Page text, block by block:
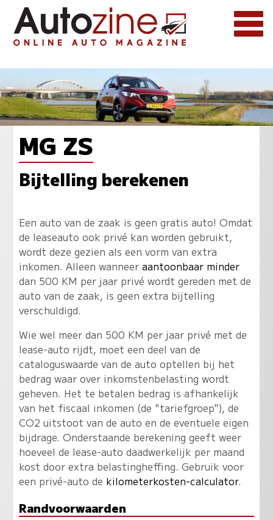
MG ZS
Bijtelling berekenen
Een auto van de zaak is geen gratis auto! Omdat
de leaseauto ook privé kan worden gebruikt,
wordt deze gezien als een vorm van extra
inkomen. Alleen wanneer aantoonbaar minder
dan 500 KM per jaar privé wordt gereden met de
auto van de zaak, is geen extra bijtelling
verschuldigd.
Wie wel meer dan 500 KM per jaar privé met de
lease-auto rijdt, moet een deel van de
cataloguswaarde van de auto optellen bij het
bedrag waar over inkomstenbelasting wordt
geheven. Het te betalen bedrag is afhankelijk
van het fiscaal inkomen (de "tariefgroep"), de
CO2 uitstoot van de auto en de eventuele eigen
bijdrage. Onderstaande berekening geeft weer
hoeveel de lease-auto daadwerkelijk per maand
kost door extra belastingheffing. Gebruik voor
een privé-auto de kilometerkosten-calculator.
Randvoorwaarden